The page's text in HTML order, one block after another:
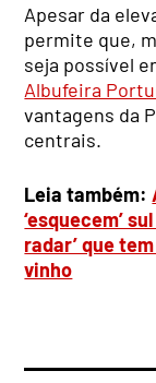
Apesar da
permite que,
seja possível
Albufeira
vantagens da
centrais.
Leia também:
‘esquecem’
radar’ que
vinho